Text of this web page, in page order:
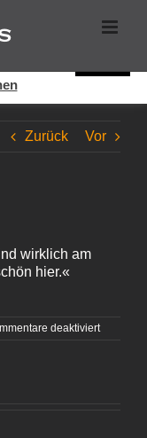
Zurück Vor
wirklich am
hier.«
deaktiviertfür
Bereitstellung der
erklären Sie sich